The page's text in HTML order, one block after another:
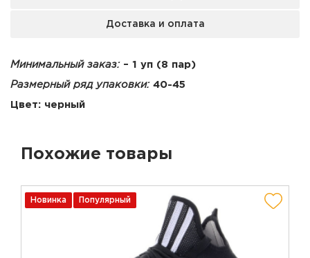
Доставка и оплата
Минимальный заказ:– 1 уп (8 пар)
Размерный ряд упаковки: 40-45
Цвет: черный
Похожие товары
Новинка Популярный